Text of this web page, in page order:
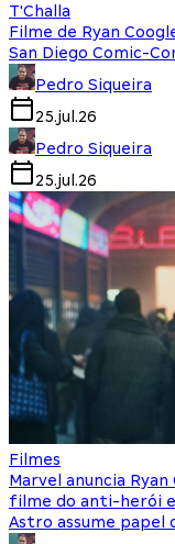
T'Challa
Filme de Ryan
San Diego Comic-
Pedro Siqueira
25.jul.26
Pedro Siqueira
25.jul.26
Filmes
Marvel anuncia
filme do anti-herói
Astro assume papel